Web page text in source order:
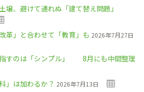
壌、避けて通れぬ「建て替え問題」
革」と合わせて「教育」も 2026年7月27日
指すのは「シンプル」 8月にも中間整理
」は加わるか？ 2026年7月13日